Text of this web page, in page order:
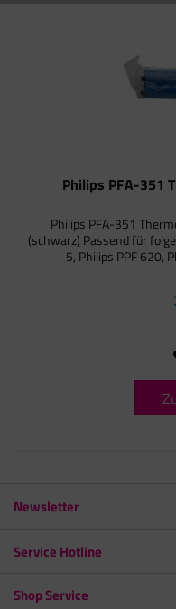
Philips PFA-351
Philips PFA-351
(schwarz) Passend für
5, Philips PPF 620,
Newsletter
Service Hotline
Shop Service